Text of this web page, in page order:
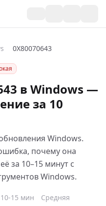
0X80070643
в Windows —
за 10
Windows.
почему она
за 10–15 минут с
Windows.
10-15 мин
Средняя